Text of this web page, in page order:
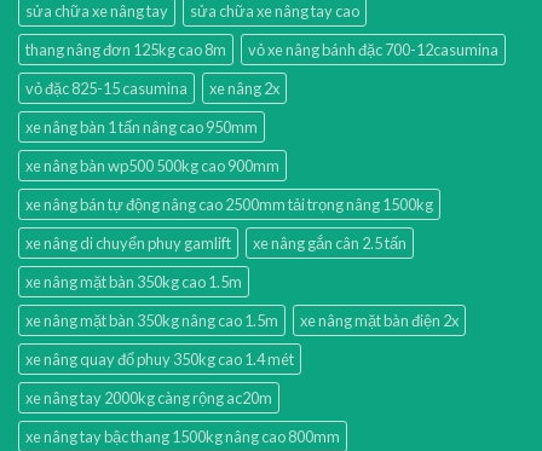
sửa chữa xe nâng tay
sửa chữa xe nâng tay cao
thang nâng đơn 125kg cao 8m
vỏ xe nâng bánh đặc 700-12casumina
vỏ đặc 825-15 casumina
xe nâng 2x
xe nâng bàn 1 tấn nâng cao 950mm
xe nâng bàn wp500 500kg cao 900mm
xe nâng bán tự động nâng cao 2500mm tải trọng nâng 1500kg
xe nâng di chuyển phuy gamlift
xe nâng gắn cân 2.5 tấn
xe nâng mặt bàn 350kg cao 1.5m
xe nâng mặt bàn 350kg nâng cao 1.5m
xe nâng mặt bàn điện 2x
xe nâng quay đổ phuy 350kg cao 1.4 mét
xe nâng tay 2000kg càng rộng ac20m
xe nâng tay bậc thang 1500kg nâng cao 800mm